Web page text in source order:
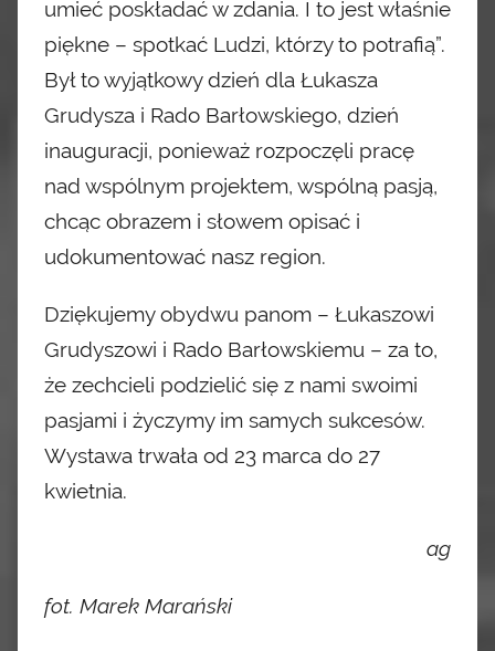
umieć poskładaćw zdania. I to jest właśnie
piękne – spotkać Ludzi, którzy to potrafią”.
Był to wyjątkowy dzień dla Łukasza
Grudysza i Rado Barłowskiego, dzień
inauguracji, ponieważ rozpoczęli pracę
nad wspólnym projektem, wspólną pasją,
chcąc obrazem i słowem opisać i
udokumentować nasz region.
Dziękujemy obydwu panom – Łukaszowi
Grudyszowi i Rado Barłowskiemu – za to,
że zechcieli podzielić się z nami swoimi
pasjami i życzymy im samych sukcesów.
Wystawa trwała od 23 marca do 27
kwietnia.
ag
fot. Marek Marański